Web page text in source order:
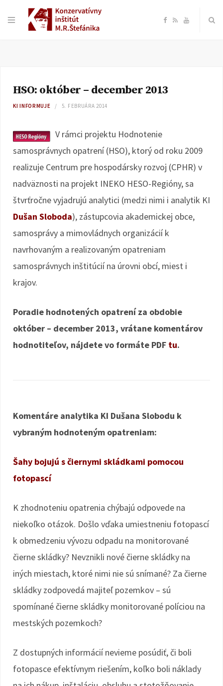
F
e
o
R Y
e
HSO: október – december 2013
KI INFORMUJE 5. FEBRUÁRA 2014
V rámci projektu Hodnotenie
samosprávnych opatrení (HSO), ktorý od roku 2009
realizuje Centrum pre hospodársky rozvoj (CPHR) v
nadväznosti na projekt INEKO HESO-Regióny, sa
štvrťročne vyjadrujú analytici (medzi nimi i analytik KI
Dušan Sloboda), zástupcovia akademickej obce,
samosprávy a mimovládnych organizácií k
navrhovaným a realizovaným opatreniam
samosprávnych inštitúcií na úrovni obcí, miest i
krajov.
Poradie hodnotených opatrení za obdobie
október – december 2013, vrátane komentárov
hodnotiteľov, nájdete vo formáte PDF tu.
Komentáre analytika KI Dušana Slobodu k
vybraným hodnoteným opatreniam:
Šahy bojujú s čiernymi skládkami pomocou
fotopascí
K zhodnoteniu opatrenia chýbajú odpovede na
niekoľko otázok. Došlo vďaka umiestneniu fotopascí
k obmedzeniu vývozu odpadu na monitorované
čierne skládky? Nevznikli nové čierne skládky na
iných miestach, ktoré nimi nie sú snímané? Za čierne
skládky zodpovedá majiteľ pozemkov – sú
spomínané čierne skládky monitorované políciou na
mestských pozemkoch?
Z dostupných informácií nevieme posúdiť, či boli
fotopasce efektívnym riešením, koľko boli náklady